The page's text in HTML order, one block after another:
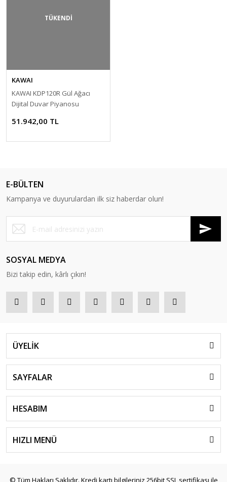
TÜKENDİ
KAWAI
KAWAI KDP120R Gül Ağacı
Dijital Duvar Piyanosu
51.942,00 TL
E-BÜLTEN
Kampanya ve duyurulardan ilk siz haberdar olun!
SOSYAL MEDYA
Bizi takip edin, kârlı çıkın!
ÜYELİK
SAYFALAR
HESABIM
HIZLI MENÜ
© Tüm Hakları Saklıdır. Kredi kartı bilgileriniz 256bit SSL sertifikası ile